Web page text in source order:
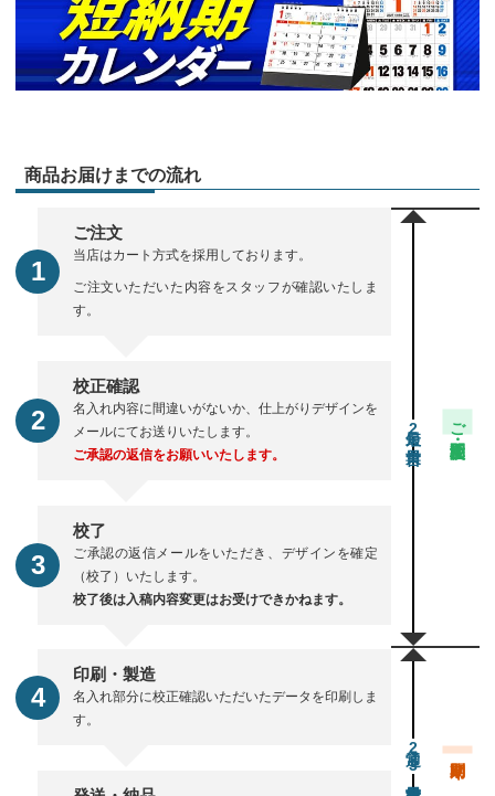
商品お届けまでの流れ
ご注文
当店はカート方式を採用しております。
ご注文いただいた内容をスタッフが確認いたしま
す。
校正確認
名入れ内容に間違いがないか、仕上がりデザインを
メールにてお送りいたします。
ご承認の返信をお願いいたします。
校了
ご承認の返信メールをいただき、デザインを確定
（校了）いたします。
校了後は入稿内容変更はお受けできかねます。
2 ご注文・校正期間
印刷・製造
名入れ部分に校正確認いただいたデータを印刷しま
す。
通常23営業日後出荷